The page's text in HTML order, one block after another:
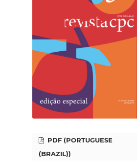
PDF (PORTUGUESE
(BRAZIL))